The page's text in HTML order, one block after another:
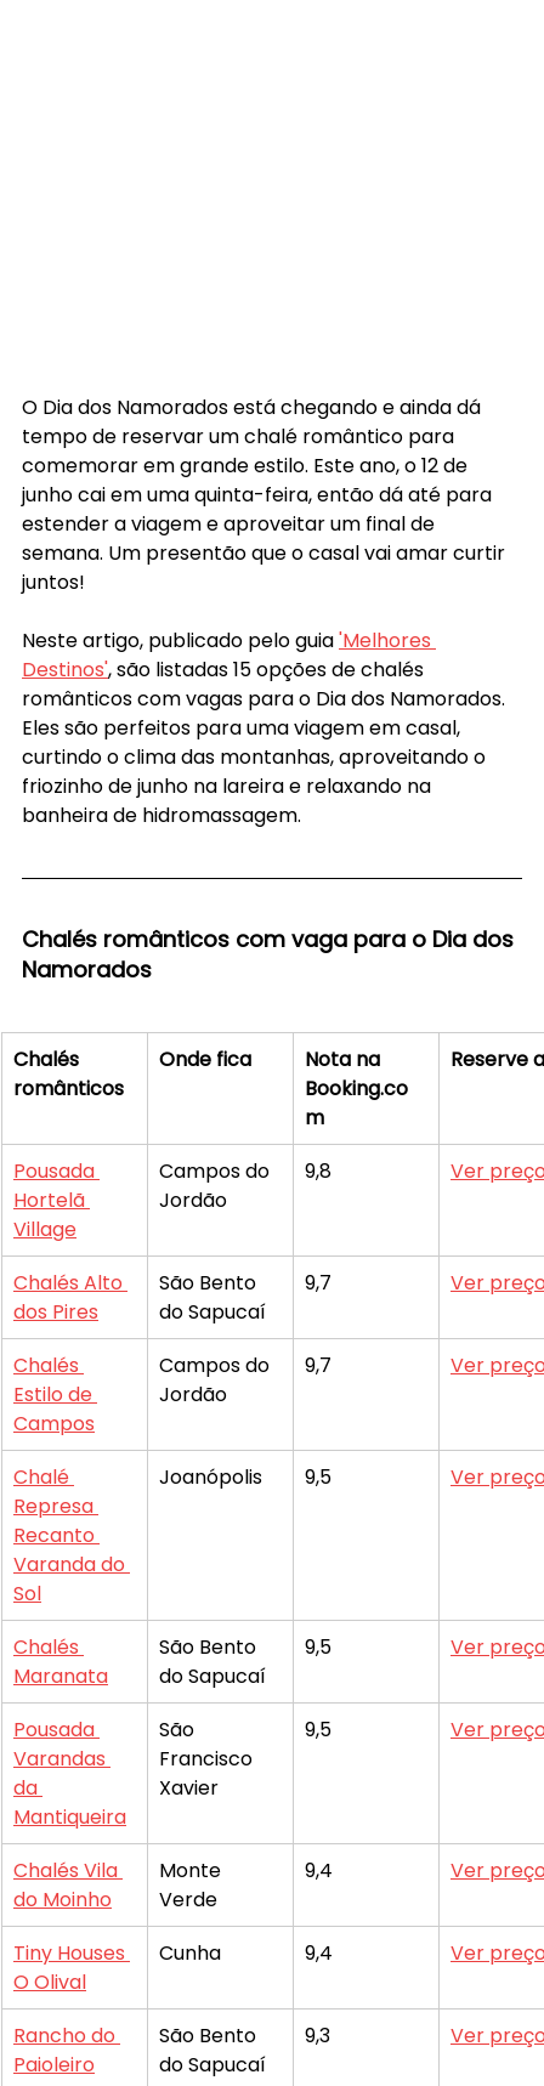
O Dia dos Namorados está chegando e ainda dá
tempo de reservar um chalé romântico para
comemorar em grande estilo. Este ano, o 12 de
junho cai em uma quinta-feira, então dá até para
estender a viagem e aproveitar um final de
semana. Um presentão que o casal vai amar curtir
juntos!
Neste artigo, publicado pelo guia 'Melhores
Destinos', são listadas 15 opções de chalés
românticos com vagas para o Dia dos Namorados.
Eles são perfeitos para uma viagem em casal,
curtindo o clima das montanhas, aproveitando o
friozinho de junho na lareira e relaxando na
banheira de hidromassagem.
Chalés românticos com vaga para o Dia dos
Namorados
Chalés
românticos
Onde fica
Nota na
Booking.co
m
Reserve
Pousada
Hortelã
Village
Campos do
Jordão
9,8 Ver
Chalés Alto
dos Pires
São Bento
do Sapucaí
9,7 Ver
Chalés
Estilo de
Campos
Campos do
Jordão
9,7 Ver
Chalé
Represa
Recanto
Varanda do
Sol
Joanópolis 9,5 Ver
Chalés
Maranata
São Bento
do Sapucaí
9,5 Ver
Pousada
Varandas
da
Mantiqueira
São
Francisco
Xavier
9,5 Ver
Chalés Vila
do Moinho
Monte
Verde
9,4 Ver
Tiny Houses
O Olival
Cunha 9,4 Ver
Rancho do
Paioleiro
São Bento
do Sapucaí
9,3 Ver